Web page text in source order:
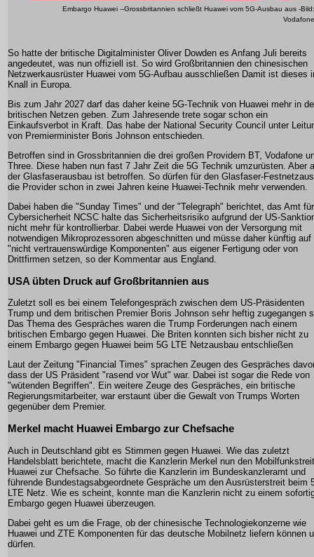
Embargo Huawei --Grossbritannien schließt Huawei vom 5G-Ausbau aus -Bild:
Vodafone
So hatte der britische Digitalminister Oliver Dowden es Anfang Juli bereits
angedeutet, was nun offiziell ist. So wird Großbritannien den chinesischen
Netzwerkausrüster Huawei vom 5G-Aufbau ausschließen Damit ist dieses
Knall in Europa.
Bis zum Jahr 2027 darf das daher keine 5G-Technik von Huawei mehr in
britischen Netzen geben. Zum Jahresende trete sogar schon ein
Einkaufsverbot in Kraft. Das habe der National Security Council unter
von Premierminister Boris Johnson entschieden.
Betroffen sind in Grossbritannien die drei großen Providern BT, Vodafone
Three. Diese haben nun fast 7 Jahr Zeit die 5G Technik umzurüsten. Aber
der Glasfaserausbau ist betroffen. So dürfen für den Glasfaser-
die Provider schon in zwei Jahren keine Huawei-Technik mehr verwenden.
Dabei haben die "Sunday Times" und der "Telegraph" berichtet, das Amt für
Cybersicherheit NCSC halte das Sicherheitsrisiko aufgrund der US-
nicht mehr für kontrollierbar. Dabei werde Huawei von der Versorgung mit
notwendigen Mikroprozessoren abgeschnitten und müsse daher künftig auf
"nicht vertrauenswürdige Komponenten" aus eigener Fertigung oder von
Drittfirmen setzen, so der Kommentar aus England.
USA übten Druck auf Großbritannien aus
Zuletzt soll es bei einem Telefongespräch zwischen dem US-Präsidenten
Trump und dem britischen Premier Boris Johnson sehr heftig zugegangen
Das Thema des Gespräches waren die Trump Forderungen nach einem
britischen Embargo gegen Huawei. Die Briten konnten sich bisher nicht zu
einem Embargo gegen Huawei beim 5G LTE Netzausbau entschließen
Laut der Zeitung "Financial Times" sprachen Zeugen des Gespräches
dass der US Präsident "rasend vor Wut" war. Dabei ist sogar die Rede von
"wütenden Begriffen". Ein weitere Zeuge des Gespräches, ein britische
Regierungsmitarbeiter, war erstaunt über die Gewalt von Trumps Worten
gegenüber dem Premier.
Merkel macht Huawei Embargo zur Chefsache
Auch in Deutschland gibt es Stimmen gegen Huawei. Wie das zuletzt
Handelsblatt berichtete, macht die Kanzlerin Merkel nun den
Huawei zur Chefsache. So führte die Kanzlerin im Bundeskanzleramt und
führende Bundestagsabgeordnete Gespräche um den Ausrüsterstreit beim
LTE Netz. Wie es scheint, konnte man die Kanzlerin nicht zu einem
Embargo gegen Huawei überzeugen.
Dabei geht es um die Frage, ob der chinesische Technologiekonzerne wie
Huawei und ZTE Komponenten für das deutsche Mobilnetz liefern können
dürfen.